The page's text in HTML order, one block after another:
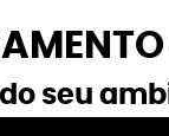
seu